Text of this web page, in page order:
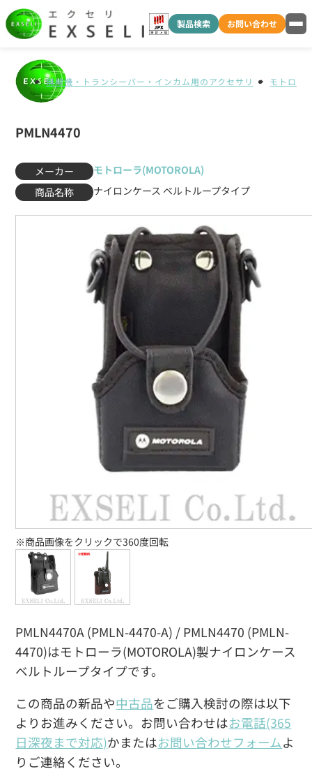
製品検索 お問い合わせ
無線機・トランシーバー・インカム用のアクセサリ モトロー
PMLN4470
メーカー
モトローラ(MOTOROLA)
商品名称
ナイロンケース ベルトループタイプ
PMLN4470A (PMLN-4470-A) / PMLN4470 (PMLN-
4470)はモトローラ(MOTOROLA)製ナイロンケース
ベルトループタイプです。
この商品の新品や中古品をご購入検討の際は以下
よりお進みください。お問い合わせはお電話(365
日深夜まで対応)かまたはお問い合わせフォームよ
りご連絡ください。
※商品画像をクリックで360度回転